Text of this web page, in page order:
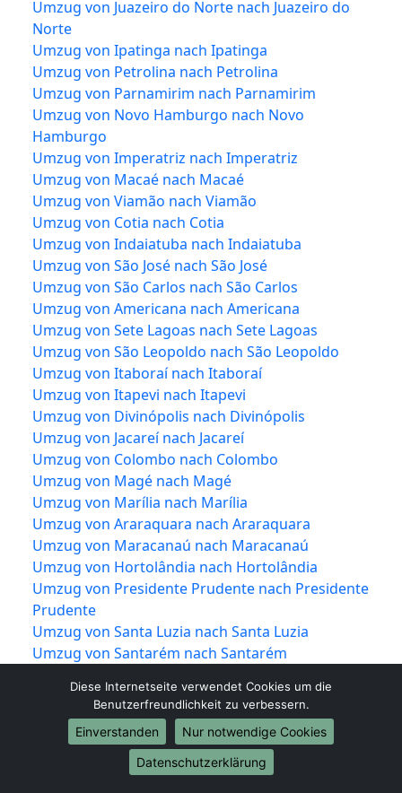
Umzug von Juazeiro do Norte nach Juazeiro do
Norte
Umzug von Ipatinga nach Ipatinga
Umzug von Petrolina nach Petrolina
Umzug von Parnamirim nach Parnamirim
Umzug von Novo Hamburgo nach Novo
Hamburgo
Umzug von Imperatriz nach Imperatriz
Umzug von Macaé nach Macaé
Umzug von Viamão nach Viamão
Umzug von Cotia nach Cotia
Umzug von Indaiatuba nach Indaiatuba
Umzug von São José nach São José
Umzug von São Carlos nach São Carlos
Umzug von Americana nach Americana
Umzug von Sete Lagoas nach Sete Lagoas
Umzug von São Leopoldo nach São Leopoldo
Umzug von Itaboraí nach Itaboraí
Umzug von Itapevi nach Itapevi
Umzug von Divinópolis nach Divinópolis
Umzug von Jacareí nach Jacareí
Umzug von Colombo nach Colombo
Umzug von Magé nach Magé
Umzug von Marília nach Marília
Umzug von Araraquara nach Araraquara
Umzug von Maracanaú nach Maracanaú
Umzug von Hortolândia nach Hortolândia
Umzug von Presidente Prudente nach Presidente
Prudente
Umzug von Santa Luzia nach Santa Luzia
Umzug von Santarém nach Santarém
Umzug von Itabuna nach Itabuna
Umzug von Rondonópolis nach Rondonópolis
Umzug von Criciúma nach Criciúma
Umzug von Alvorada nach Alvorada
Diese Internetseite verwendet Cookies um die
Benutzerfreundlichkeit zu verbessern.
Einverstanden
Nur notwendige Cookies
Datenschutzerklärung